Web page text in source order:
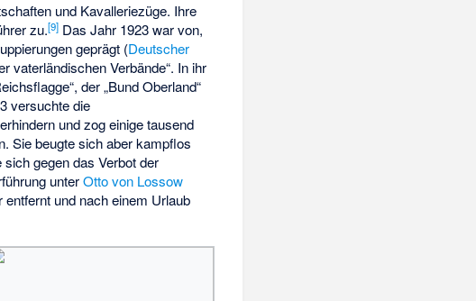
und Kavalleriezüge. Ihre
zu.[9] Das Jahr 1923 war von,
geprägt (Deutscher
vaterländischen Verbände“. In ihr
der „Bund Oberland“
versuchte die
und zog einige tausend
Sie beugte sich aber kampflos
gegen das Verbot der
unterOtto von Lossow
und nach einem Urlaub